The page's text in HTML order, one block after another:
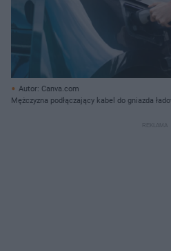
Autor: Canva.com
Mężczyzna podłączający kabel do gniazda
niższej stawki. O ekonomicznych zmianach